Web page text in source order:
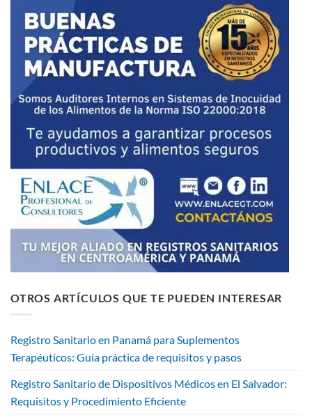
OTROS ARTÍCULOS QUE TE PUEDEN INTERESAR
Registro Sanitario en Panamá para Suplementos
Terapéuticos: Guía práctica de requisitos y pasos
Registro Sanitario de Dispositivos Médicos en El Salvador:
Requisitos y Procedimiento Eficiente